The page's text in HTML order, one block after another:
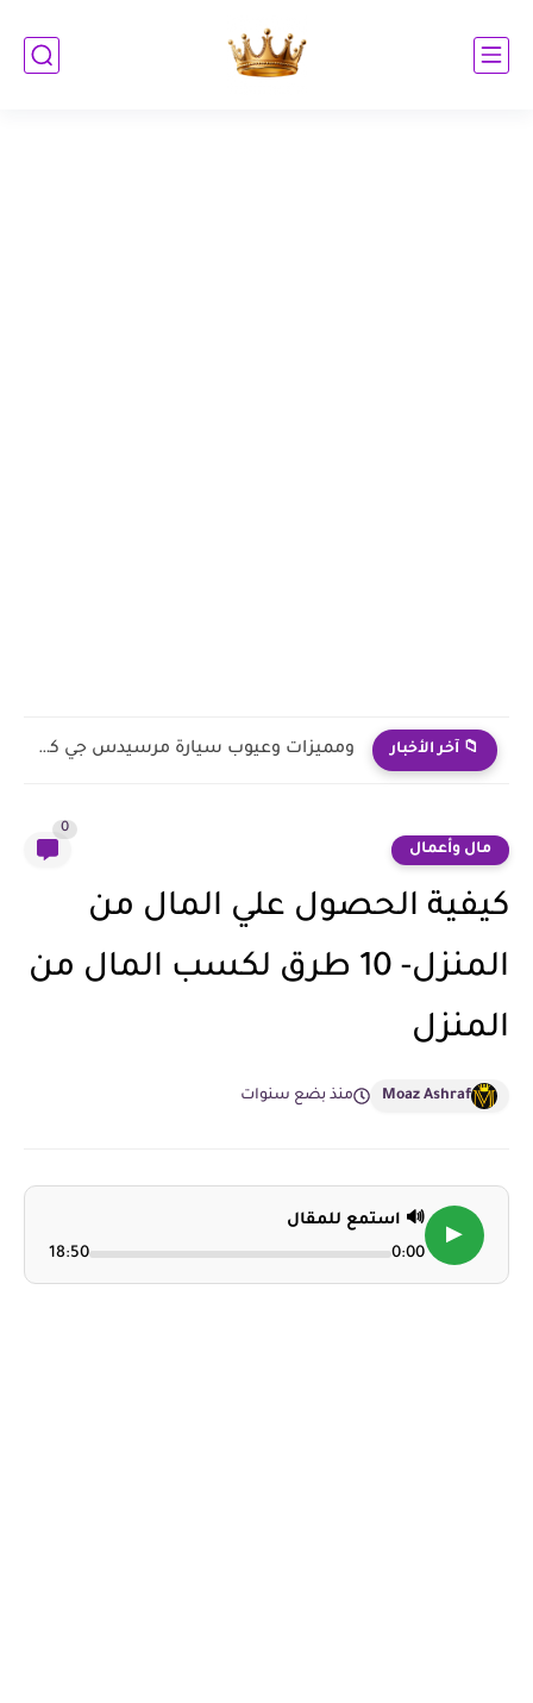
📁 آخر الأخبار كل ما تحتاج لمعرفته عن مرسيدس جي كلاس
مال وأعمال
0
كيفية الحصول علي المال من
المنزل- 10 طرق لكسب المال من
المنزل
Moaz Ashraf منذ بضع سنوات
▶
🔊 استمع للمقال
0:00
18:50